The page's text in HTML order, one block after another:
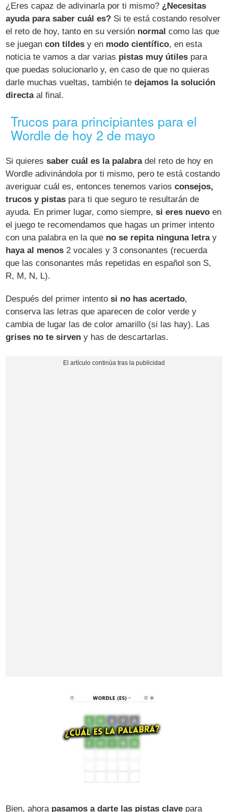
¿Eres capaz de adivinarla por ti mismo? ¿Necesitas
ayuda para saber cuál es? Si te está costando resolver
el reto de hoy, tanto en su versión normal como las que
se juegancon tildes y en modo científico, en esta
noticia te vamos a dar varias pistas muy útiles para
que puedas solucionarlo y, en caso de que no quieras
darle muchas vueltas, también tedejamos la solución
directaal final.
Trucos para principiantes para el
Wordle de hoy 2 de mayo
Si quieressaber cuál es la palabradel reto de hoy en
Wordle adivinándola por ti mismo, pero te está costando
averiguar cuál es, entonces tenemos variosconsejos,
trucos y pistas para ti que seguro te resultarán de
ayuda. En primer lugar, como siempre,si eres nuevo en
el juego te recomendamos que hagas un primer intento
con una palabra en la que no se repita ninguna letray
haya al menos 2 vocales y 3 consonantes (recuerda
que las consonantes más repetidas en español son S,
R, M, N, L).
Después del primer intentosi no has acertado,
conserva las letras que aparecen de color verde y
cambia de lugar las de color amarillo (si las hay). Las
grises no te sirven y has de descartarlas.
Bien, ahora pasamos a darte las pistas clave para